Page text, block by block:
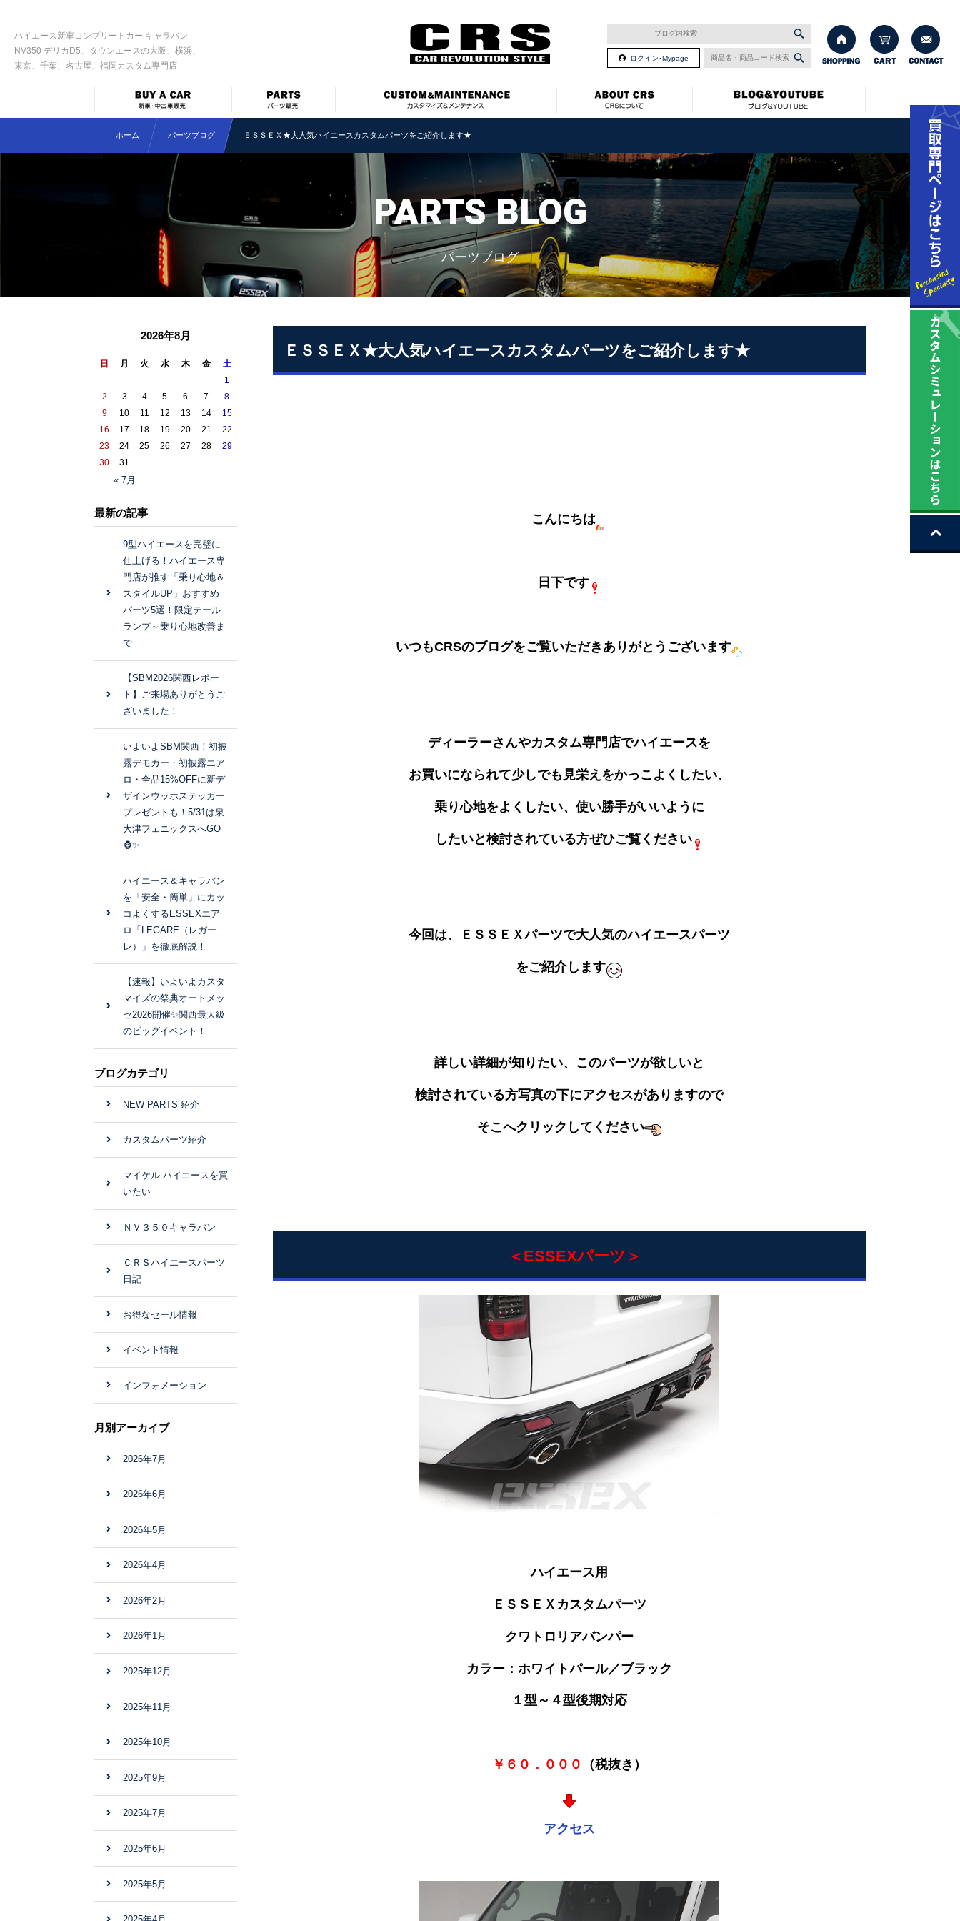
ハイエース新車コンプリートカー キャラバン
NV350 デリカD5、タウンエースの大阪、横浜、
東京、千葉、名古屋、福岡カスタム専門店
ログイン･Mypage
ホーム パーツブログ ＥＳＳＥＸ★大人気ハイエースカスタムパーツをご紹介します★
PARTS BLOG
パーツブログ
ＥＳＳＥＸ★大人気ハイエースカスタムパーツをご紹介します★
こんにちは
日下です
いつもCRSのブログをご覧いただきありがとうございます
ディーラーさんやカスタム専門店でハイエースを
お買いになられて少しでも見栄えをかっこよくしたい、
乗り心地をよくしたい、使い勝手がいいように
したいと検討されている方ぜひご覧ください
今回は、ＥＳＳＥＸパーツで大人気のハイエースパーツ
をご紹介します
詳しい詳細が知りたい、このパーツが欲しいと
検討されている方写真の下にアクセスがありますので
そこへクリックしてください
＜ESSEXパーツ＞
ハイエース用
ＥＳＳＥＸカスタムパーツ
クワトロリアバンパー
カラー：ホワイトパール／ブラック
１型～４型後期対応
￥６０．０００ （税抜き）
アクセス
2026年8月
日 月 火 水 木 金 土
« 7月
1
2
3 4 5 6 7
8
9
10 11 12 13 14
15
16
17 18 19 20 21
22
23
24 25 26 27 28
29
30
31
最新の記事
9型ハイエースを完璧に
仕上げる！ハイエース専
門店が推す「乗り心地＆
スタイルUP」おすすめ
パーツ5選！限定テール
ランプ～乗り心地改善ま
で
【SBM2026関西レポー
ト】ご来場ありがとうご
ざいました！
いよいよSBM関西！初披
露デモカー・初披露エア
ロ・全品15%OFFに新デ
ザインウッホステッカー
プレゼントも！5/31は泉
大津フェニックスへGO
🦍✨
ハイエース＆キャラバン
を「安全・簡単」にカッ
コよくするESSEXエア
ロ「LEGARE（レガー
レ）」を徹底解説！
【速報】いよいよカスタ
マイズの祭典オートメッ
セ2026開催✨関西最大級
のビッグイベント！
ブログカテゴリ
NEW PARTS 紹介
カスタムパーツ紹介
マイケル ハイエースを買
いたい
ＮＶ３５０キャラバン
ＣＲＳハイエースパーツ
日記
お得なセール情報
イベント情報
インフォメーション
月別アーカイブ
2026年7月
2026年6月
2026年5月
2026年4月
2026年2月
2026年1月
2025年12月
2025年11月
2025年10月
2025年9月
2025年7月
2025年6月
2025年5月